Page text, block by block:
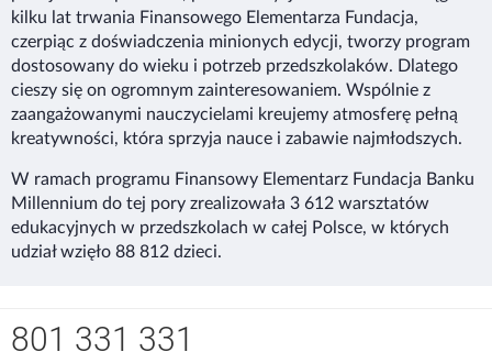
kilku lat trwania Finansowego Elementarza Fundacja,
czerpiąc z doświadczenia minionych edycji, tworzy program
dostosowany do wieku i potrzeb przedszkolaków. Dlatego
cieszy się on ogromnym zainteresowaniem. Wspólnie z
zaangażowanymi nauczycielami kreujemy atmosferę pełną
kreatywności, która sprzyja nauce i zabawie najmłodszych.
W ramach programu Finansowy Elementarz Fundacja Banku
Millennium do tej pory zrealizowała 3 612 warsztatów
edukacyjnych w przedszkolach w całej Polsce, w których
udział wzięło 88 812 dzieci.
Nawigacja dolna
801 331 331
korzystanie z naszej strony internetowej. Bank korzysta
również z opcjonalnych analitycznych i marketingowych
plików cookie, a także z innych technologii śledzących,
aby poprawiać jakość korzystania ze strony, dokonywać
pomiarów, które pozwalają udoskonalać produkty i
usługi oferowane przez Bank oraz pokazywać treści, w
Plikicookie, które instalujemy lub przechowujemy w
Twojej przeglądarce, a także wykorzystywane inne
technologie śledzące, pomagają nam zrozumieć, w jaki
informacjami na temat stosowanych przez Bank plików